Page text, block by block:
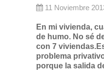
11 Noviembre
En mi vivienda,
de humo. No sé
con 7
problema
porque la salida